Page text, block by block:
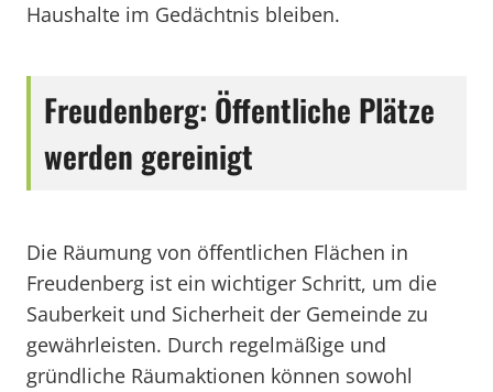
Haushalte im Gedächtnis bleiben.
Freudenberg: Öffentliche Plätze
werden gereinigt
Die Räumung von öffentlichen Flächen in
Freudenberg ist ein wichtiger Schritt, um die
Sauberkeit und Sicherheit der Gemeinde zu
gewährleisten. Durch regelmäßige und
gründliche Räumaktionen können sowohl